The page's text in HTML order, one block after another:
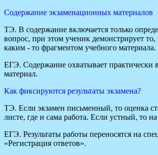
Содержание экзаменационных материалов
ТЭ. В содержание включается только
вопрос, при этом ученик демонстрирует то,
каким - то фрагментом учебного материала.
ЕГЭ. Содержание охватывает практически
материал.
Как фиксируются результаты экзамена?
ТЭ. Если экзамен письменный, то оценка
листе, где и сама работа. Если устный, то
ЕГЭ. Результаты работы переносятся на
«Регистрация ответов».